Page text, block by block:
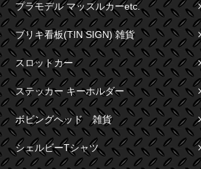
プラモデル マッスルカーetc.
ブリキ看板(TIN SIGN) 雑貨
スロットカー
ステッカー キーホルダー
ボビングヘッド 雑貨
シェルビーTシャツ